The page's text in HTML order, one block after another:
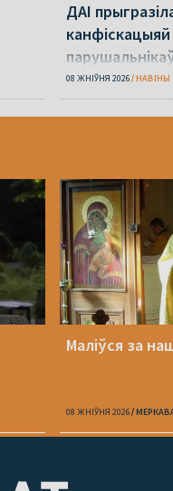
ДАІ
дронамі
08 ЖНІЎНЯ 2026 НАВІНЫ
Маліўся за
08 ЖНІЎНЯ 2026